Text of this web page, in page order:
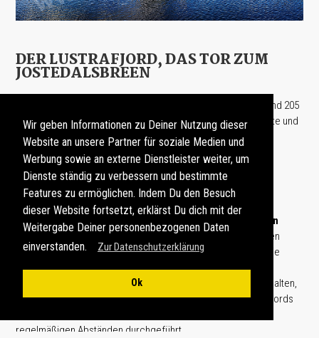
Wir geben Informationen zu Deiner Nutzung dieser
Website an unsere Partner für soziale Medien und
Werbung sowie an externe Dienstleister weiter, um
Dienste ständig zu verbessern und bestimmte
Features zu ermöglichen. Indem Du den Besuch
dieser Website fortsetzt, erklärst Du dich mit der
Weitergabe Deiner personenbezogenen Daten
einverstanden.
Zur Datenschutzerklärung
Ok
DER LUSTRAFJORD, DAS TOR ZUM
JOSTEDALSBREEN
, mit einer Länge von rund 205
Kilometern und einer Tiefe von bis zu 1.308 Metern der längste und
tiefste Fjord Norwegens, bildet der in imposante Bergketten
eingebettete
Lustrafjord
Als östlichster Nebenarm desSognefjords windet sich der
beeindruckende Lustrafjordbis zumSognefjell , eine
Hochgebirgsebene zwischen
Breiheimen und Jotunheimen
Nationalpark
im Skandinavischen Gebirge. Zugang zu diesen
imposanten Fjordlandschaften bietet von Süden kommend die
Nationalstraße Rv5 mit der FähreFodnes - Manheller. Der
Fährbetrieb wird rund um die Uhr von
aufrechterhalten,
wodurch eine schnelle und zuverlässige Überquerung des Fjords
regelmäßigen Abständen durchgeführt.